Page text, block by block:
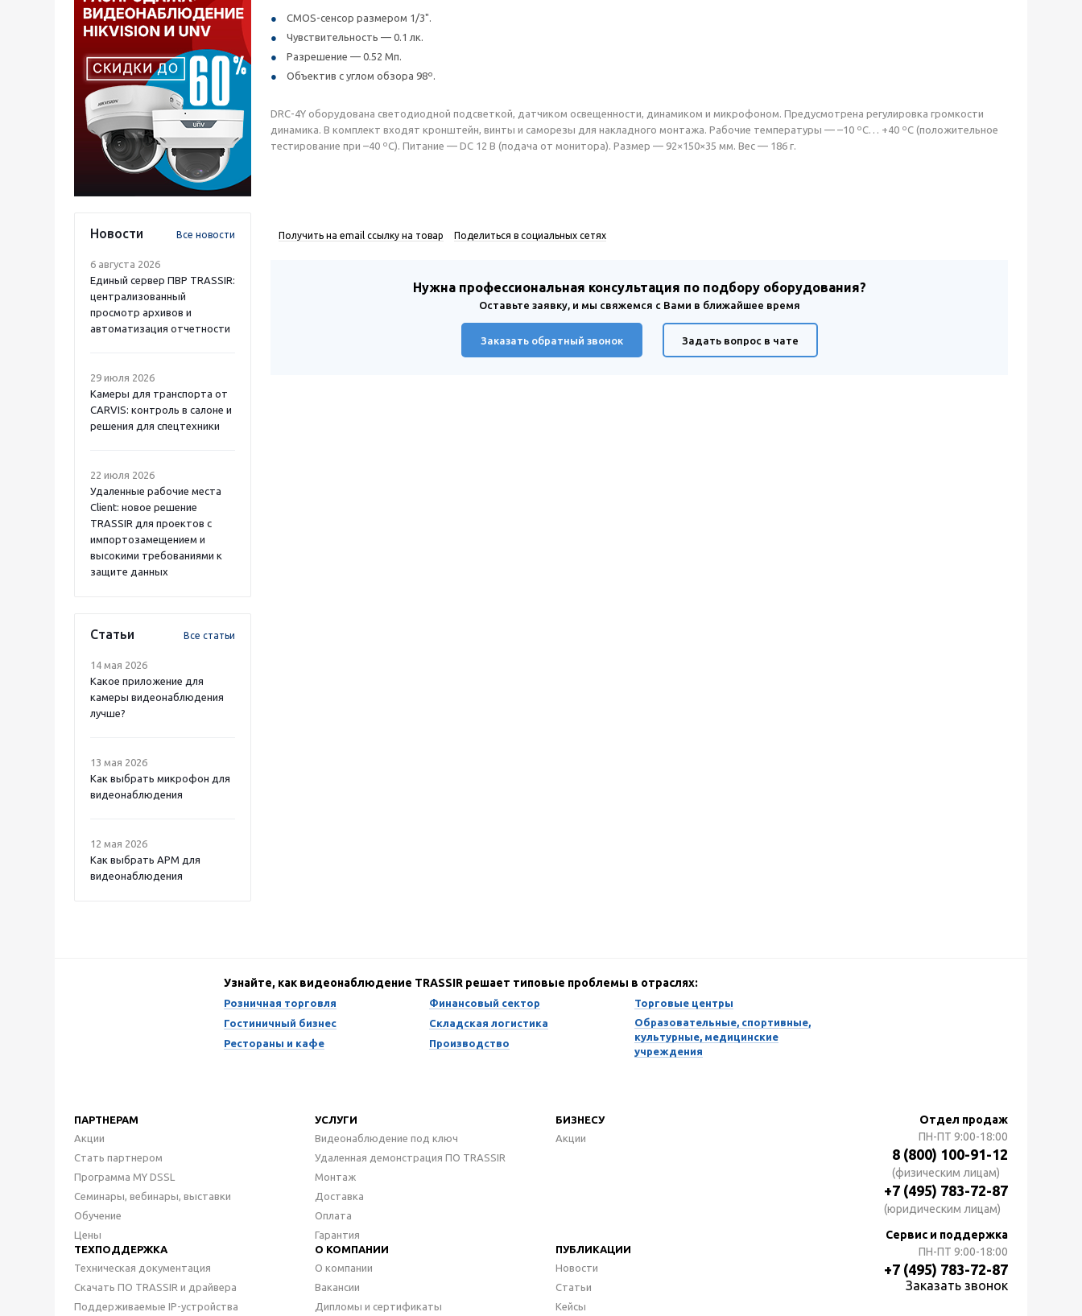
Новости Все новости
6 августа 2026
Единый сервер ПВР TRASSIR:
централизованный
просмотр архивов и
автоматизация отчетности
29 июля 2026
Камеры для транспорта от
CARVIS: контроль в салоне и
решения для спецтехники
22 июля 2026
Удаленные рабочие места
Client: новое решение
TRASSIR для проектов с
импортозамещением и
высокими требованиями к
защите данных
Статьи Все статьи
14 мая 2026
Какое приложение для
камеры видеонаблюдения
лучше?
13 мая 2026
Как выбрать микрофон для
видеонаблюдения
12 мая 2026
Как выбрать APM для
видеонаблюдения
CMOS-сенсор размером 1/3".
Чувствительность — 0.1 лк.
Разрешение — 0.52 Мп.
Объектив с углом обзора 98º.
DRC-4Y оборудована светодиодной подсветкой, датчиком освещенности, динамиком и микрофоном. Предусмотрена регулировка громкости
динамика. В комплект входят кронштейн, винты и саморезы для накладного монтажа. Рабочие температуры — –10 ºС… +40 ºС (положительное
тестирование при –40 ºС). Питание — DC 12 В (подача от монитора). Размер — 92×150×35 мм. Вес — 186 г.
Получить на email ссылку на товар Поделиться в социальных сетях
Нужна профессиональная консультация по подбору оборудования?
Оставьте заявку, и мы свяжемся с Вами в ближайшее время
Заказать обратный звонок Задать вопрос в чате
Узнайте, как видеонаблюдение TRASSIR решает типовые проблемы в отраслях:
Розничная торговля
Гостиничный бизнес
Рестораны и кафе
Финансовый сектор
Складская логистика
Производство
Торговые центры
Образовательные, спортивные,
культурные, медицинские
учреждения
ПАРТНЕРАМ
Акции
Стать партнером
Программа MY DSSL
Семинары, вебинары, выставки
Обучение
Цены
УСЛУГИ
Видеонаблюдение под ключ
Удаленная демонстрация ПО TRASSIR
Монтаж
Доставка
Оплата
Гарантия
БИЗНЕСУ
Акции
ТЕХПОДДЕРЖКА
Техническая документация
Скачать ПО TRASSIR и драйвера
Поддерживаемые IP-устройства
О КОМПАНИИ
О компании
Вакансии
Дипломы и сертификаты
ПУБЛИКАЦИИ
Новости
Статьи
Кейсы
Отдел продаж
ПН-ПТ 9:00-18:00
8 (800) 100-91-12
(физическим лицам)
+7 (495) 783-72-87
(юридическим лицам)
Сервис и поддержка
ПН-ПТ 9:00-18:00
+7 (495) 783-72-87
Заказать звонок